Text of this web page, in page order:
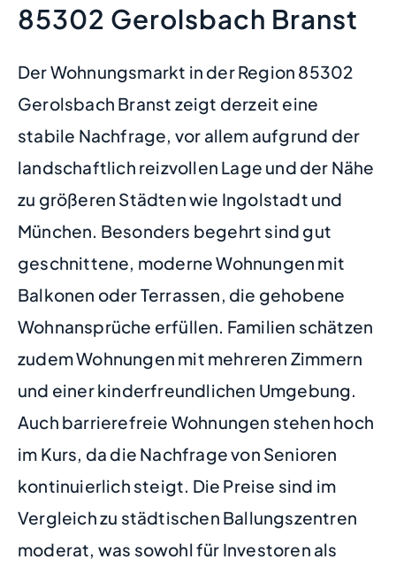
85302 Gerolsbach Branst
Der Wohnungsmarkt in der Region 85302
Gerolsbach Branst zeigt derzeit eine
stabile Nachfrage, vor allem aufgrund der
landschaftlich reizvollen Lage und der Nähe
zu größeren Städten wie Ingolstadt und
München. Besonders begehrt sind gut
geschnittene, moderne Wohnungen mit
Balkonen oder Terrassen, die gehobene
Wohnansprüche erfüllen. Familien schätzen
zudem Wohnungen mit mehreren Zimmern
und einer kinderfreundlichen Umgebung.
Auch barrierefreie Wohnungen stehen hoch
im Kurs, da die Nachfrage von Senioren
kontinuierlich steigt. Die Preise sind im
Vergleich zu städtischen Ballungszentren
moderat, was sowohl für Investoren als